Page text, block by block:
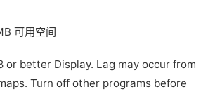
可用空间
or better Display. Lag may occur from
Turn off other programs before